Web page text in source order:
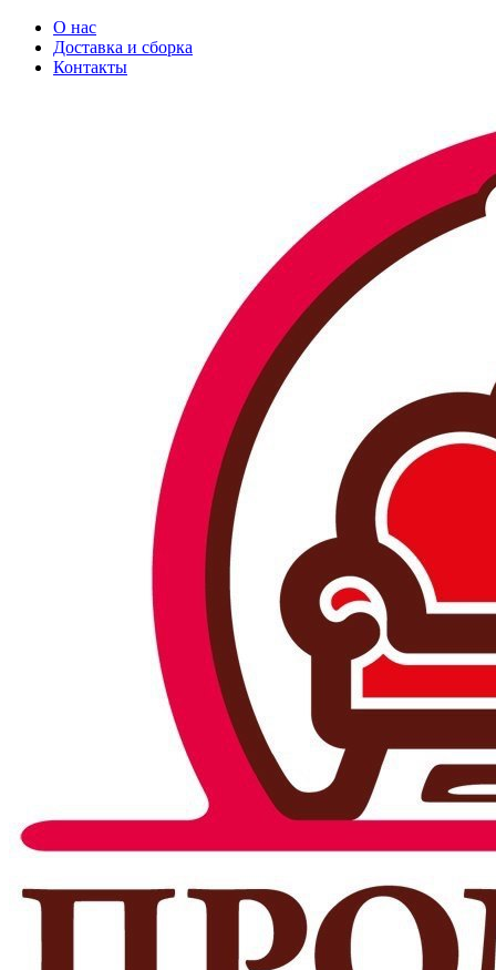
О нас
Доставка и сборка
Контакты